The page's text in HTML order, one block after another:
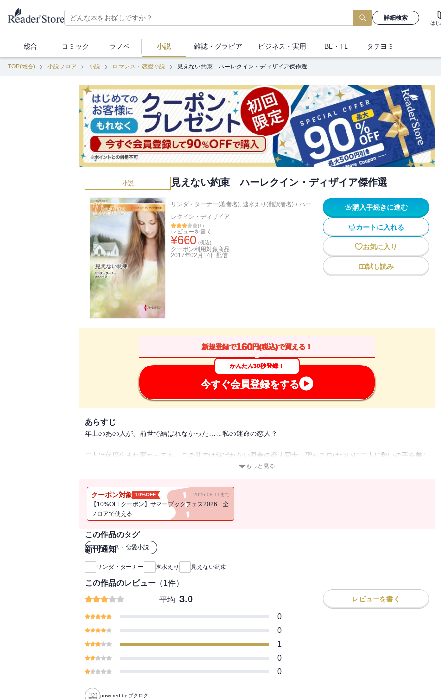
詳細検索
はじ
総合 コミック ラノベ 小説 雑誌・ グラビア ビジネス ・実用 BL・TL タテヨミ
TOP(総合) 小説フロア 小説 ロマンス・恋愛小説 見えない約束 ハーレクイン・ディザイア傑作選
小説 見えない約束 ハーレクイン・ディザイア傑作選
リンダ・ターナー(著者名), 速水えり(翻訳者名) / ハー
レクイン・ディザイア
(1)
レビューを書く
¥660 (税込)
クーポン利用対象商品
2017年02月14日 配信
購入手続きに進む
カートに入れる
お気に入り
試し読み
新規登録で160円(税込)で買える！
かんたん30秒登録！
今すぐ会員登録をする
あらすじ
年上のあの人が、前世で結ばれなかった……私の運命の恋人？
二人は何度生まれ変わっても、この世では結ばれない運命の恋人同士。聖ペテロはついに二人に救いの手を差し
伸べることにした。「汝らに、もう一度チャンスを与えよう。そして、汝らのうち一方が、出会った瞬間に相手
瞬間、プルーデンスはある考えが頭に浮かび、愕然とした。彼は私がずっと待っていた人だわ！ 初めて会った
ばかりなのに、なぜかわかるのだ――二人は結ばれる運命にある、と。どうすれば彼に、私たちの運命を信じて
もらえるの？年齢差を気にする彼に、情熱的な方法で説得を試みたプルーデンスは……。■様々な時代の選りす
ぐりのディザイアの話題作をお贈りする“ハーレクイン・ディザイア傑作選”。今作は、ファンタジックな作風で
話題をさらったリンダ・ターナーが描く、結ばれない運命の恋人達に天使が手を差し伸べるという、とびきりロ
マンティックな物語！
もっと見る
クーポン対象 10%OFF 2026.08.11まで
【10%OFFクーポン】サマーブックフェス2026！全
フロアで使える
この作品のタグ
#ロマンス・恋愛小説
新刊通知
リンダ・ターナー 速水えり 見えない約束
この作品のレビュー （1件）
平均 3.0 レビューを書く
0
0
1
0
0
powered by ブクログ